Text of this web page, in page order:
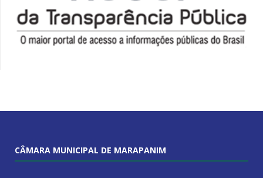
CÂMARA MUNICIPAL DE MARAPANIM